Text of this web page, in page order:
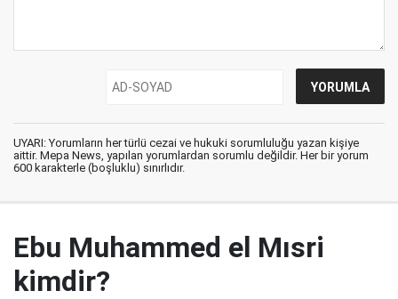
UYARI: Yorumların her türlü cezai ve hukuki sorumluluğu yazan kişiye
aittir. Mepa News, yapılan yorumlardan sorumlu değildir. Her bir yorum
600 karakterle (boşluklu) sınırlıdır.
Ebu Muhammed el Mısri
kimdir?